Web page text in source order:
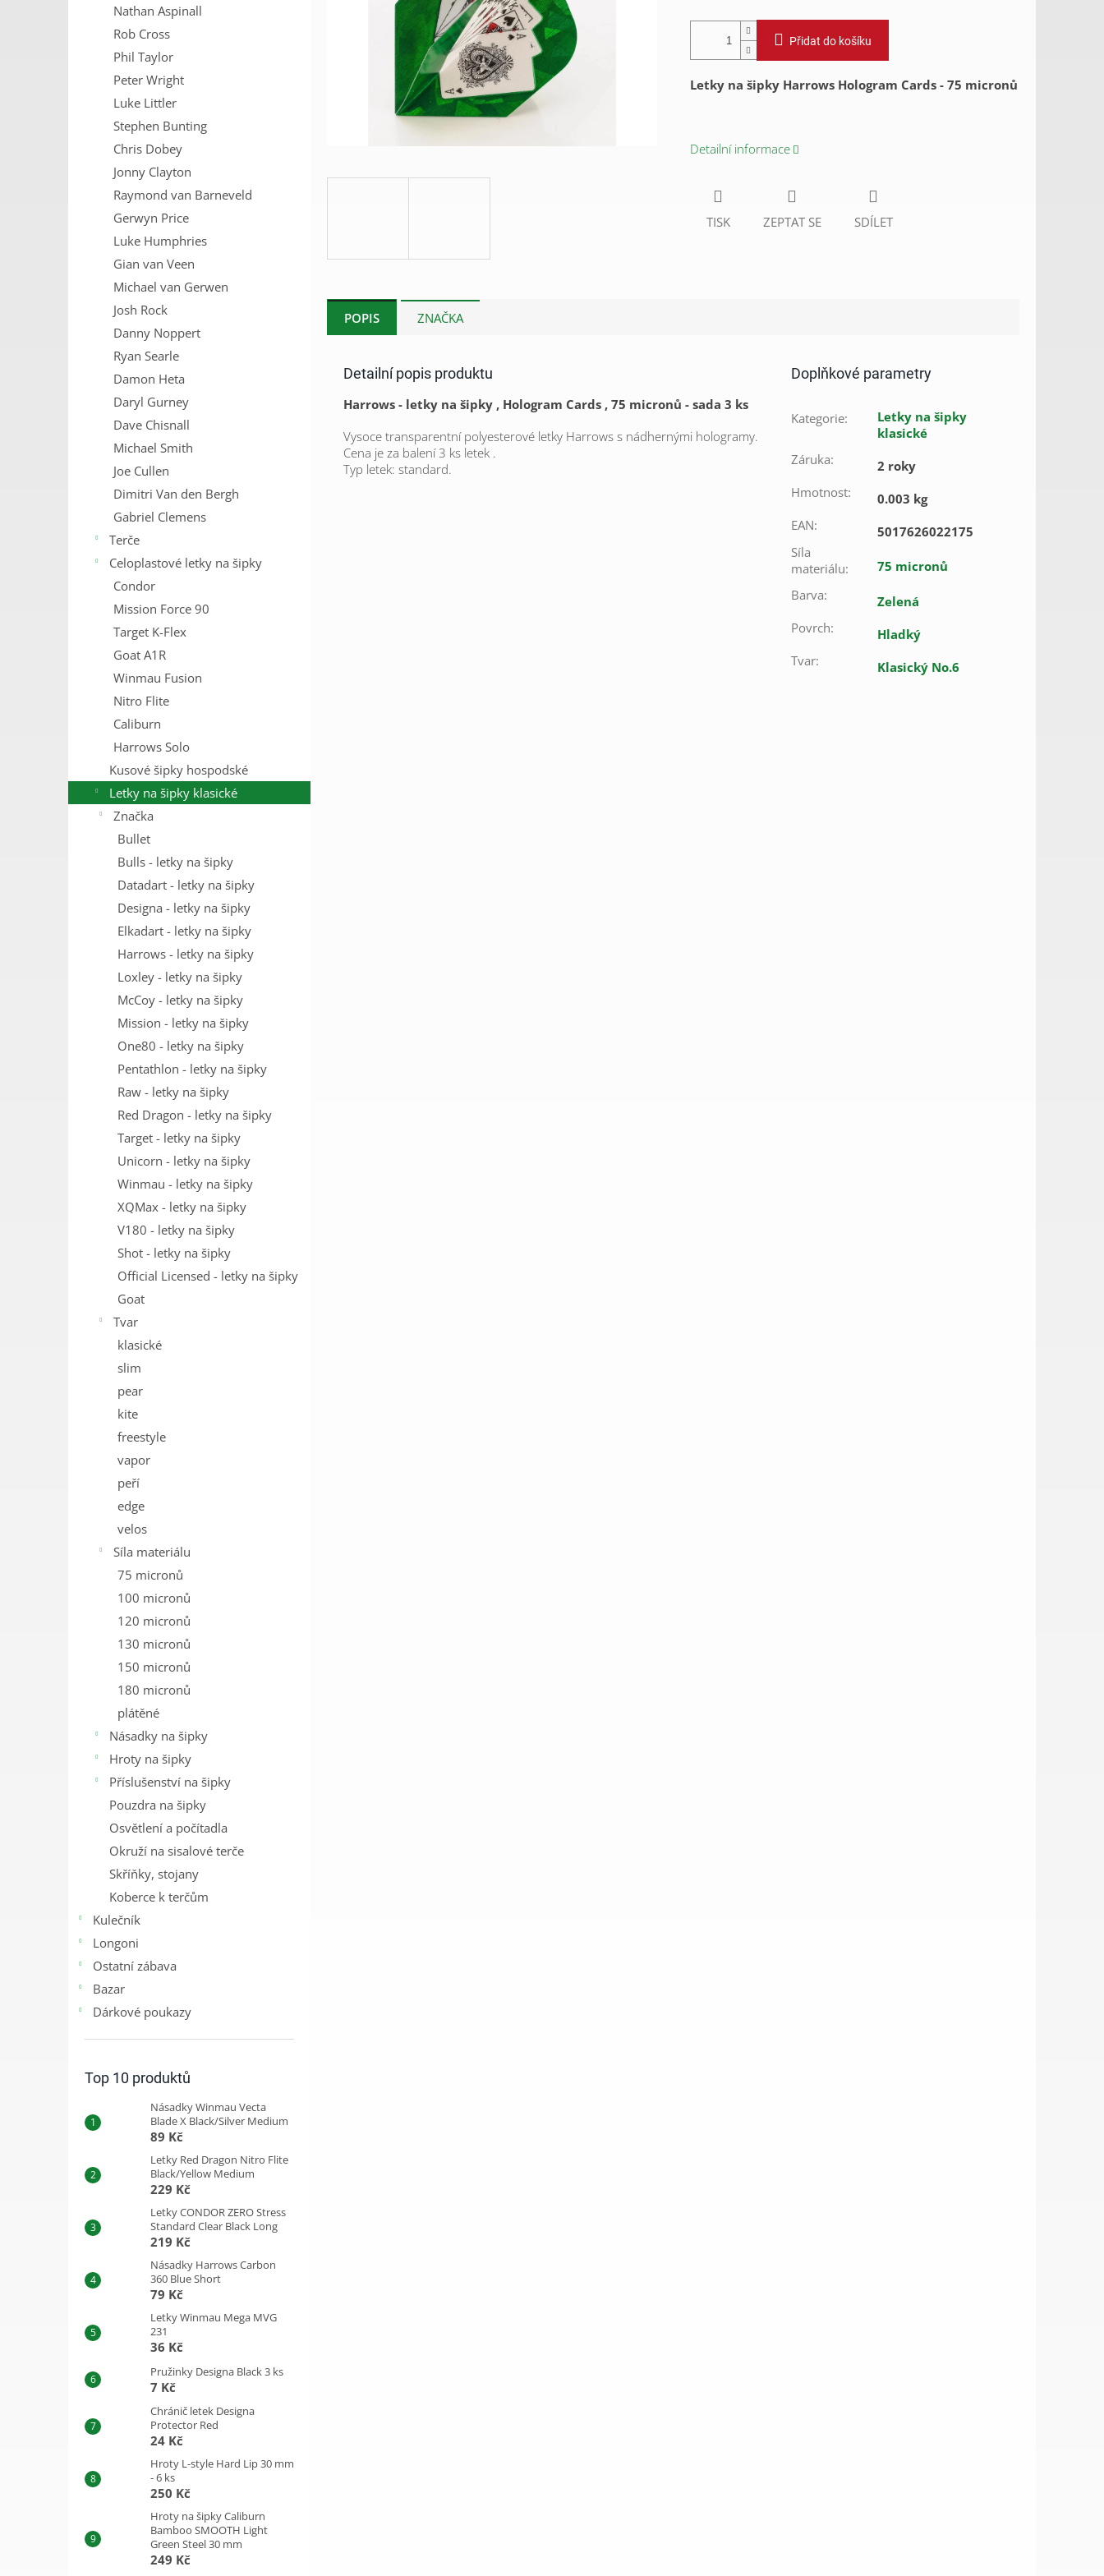
Nathan Aspinall
Rob Cross
Phil Taylor
Peter Wright
Luke Littler
Stephen Bunting
Chris Dobey
Jonny Clayton
Raymond van Barneveld
Gerwyn Price
Luke Humphries
Gian van Veen
Michael van Gerwen
Josh Rock
Danny Noppert
Ryan Searle
Damon Heta
Daryl Gurney
Dave Chisnall
Michael Smith
Joe Cullen
Dimitri Van den Bergh
Gabriel Clemens
Terče
Celoplastové letky na šipky
Condor
Mission Force 90
Target K-Flex
Goat A1R
Winmau Fusion
Nitro Flite
Caliburn
Harrows Solo
Kusové šipky hospodské
Letky na šipky klasické
Značka
Bullet
Bulls - letky na šipky
Datadart - letky na šipky
Designa - letky na šipky
Elkadart - letky na šipky
Harrows - letky na šipky
Loxley - letky na šipky
McCoy - letky na šipky
Mission - letky na šipky
One80 - letky na šipky
Pentathlon - letky na šipky
Raw - letky na šipky
Red Dragon - letky na šipky
Target - letky na šipky
Unicorn - letky na šipky
Winmau - letky na šipky
XQMax - letky na šipky
V180 - letky na šipky
Shot - letky na šipky
Official Licensed - letky na šipky
Goat
Tvar
klasické
slim
pear
kite
freestyle
vapor
peří
edge
velos
Síla materiálu
75 micronů
100 micronů
120 micronů
130 micronů
150 micronů
180 micronů
plátěné
Násadky na šipky
Hroty na šipky
Příslušenství na šipky
Pouzdra na šipky
Osvětlení a počítadla
Okruží na sisalové terče
Skříňky, stojany
Koberce k terčům
Kulečník
Longoni
Ostatní zábava
Bazar
Dárkové poukazy
Top 10 produktů
Násadky Winmau Vecta
Blade X Black/Silver Medium
89 Kč
Letky Red Dragon Nitro Flite
Black/Yellow Medium
229 Kč
Letky CONDOR ZERO Stress
Standard Clear Black Long
219 Kč
Násadky Harrows Carbon
360 Blue Short
79 Kč
Letky Winmau Mega MVG
231
36 Kč
Pružinky Designa Black 3 ks
7 Kč
Chránič letek Designa
Protector Red
24 Kč
Hroty L-style Hard Lip 30 mm
- 6 ks
250 Kč
Hroty na šipky Caliburn
Bamboo SMOOTH Light
Green Steel 30 mm
249 Kč
Přidat do košíku
Letky na šipky Harrows Hologram Cards - 75 micronů
Detailní informace
TISK ZEPTAT SE SDÍLET
POPIS ZNAČKA
Detailní popis produktu
Harrows - letky na šipky , Hologram Cards , 75 micronů - sada 3 ks
Vysoce transparentní polyesterové letky Harrows s nádhernými hologramy.
Cena je za balení 3 ks letek .
Typ letek: standard.
Doplňkové parametry
Kategorie:
Letky na šipky
klasické
Záruka:
2 roky
Hmotnost:
0.003 kg
EAN:
5017626022175
Síla
materiálu:
75 micronů
Barva:
Zelená
Povrch:
Hladký
Tvar: Klasický No.6